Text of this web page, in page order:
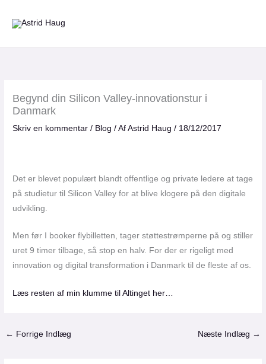
Begynd din Silicon Valley-innovationstur i
Danmark
Skriv en kommentar / Blog / AfAstrid Haug/ 18/12/2017
Det er blevet populært blandt offentlige og private ledere at tage
på studietur til Silicon Valley for at blive klogere på den digitale
udvikling.
Men før I booker flybilletten, tager støttestrømperne på og stiller
uret 9 timer tilbage, så stop en halv. For der er rigeligt med
innovation og digital transformation i Danmark til de fleste af os.
Læs resten af min klumme til Altinget her…
← Forrige Indlæg Næste Indlæg →